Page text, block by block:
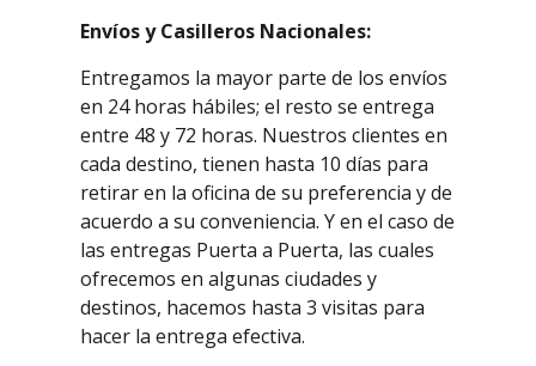
Envíos y Casilleros Nacionales:
Entregamos la mayor parte de los envíos
en 24 horas hábiles; el resto se entrega
entre 48 y 72 horas. Nuestros clientes en
cada destino, tienen hasta 10 días para
retirar en la oficina de su preferencia y de
acuerdo a su conveniencia. Y en el caso de
las entregas Puerta a Puerta, las cuales
ofrecemos en algunas ciudades y
destinos, hacemos hasta 3 visitas para
hacer la entrega efectiva.